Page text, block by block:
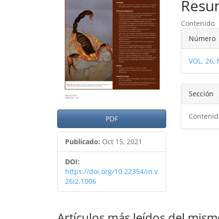
del
artículo
PDF
Publicado: Oct 15, 2021
DOI:
https://doi.org/10.22354/in.v
26i2.1006
del
Contenido
del
Número
VOL. 26,
Sección